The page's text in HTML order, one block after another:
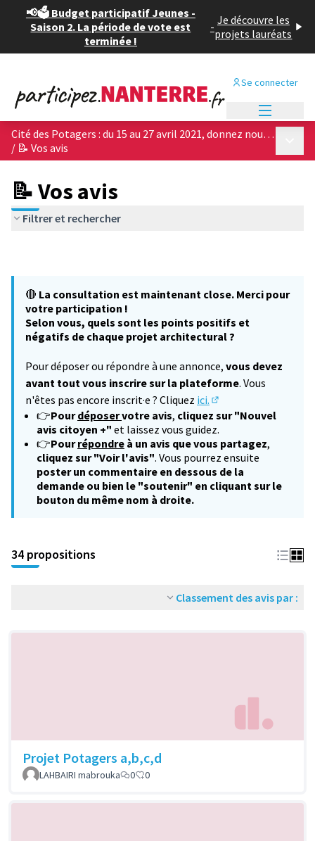
📢🗳️ Budget participatif Jeunes -
Saison 2. La période de vote est
terminée !
- Je découvre les
projets lauréats
Se connecter
Cité des Potagers : du 15 au 27 avril 2021, donnez nous votre avis sur les 4 projets architecturaux !
/ 📝 Vos avis
📝 Vos avis
Filtrer et rechercher
🔴 La consultation est maintenant close. Merci pour
votre participation !
Selon vous, quels sont les points positifs et
négatifs de chaque projet architectural ?
Pour déposer ou répondre à une annonce, vous devez
avant tout vous inscrire sur la plateforme. Vous
n'êtes pas encore inscrit·e ? Cliquez ici.
(S'ouvre dans un
👉Pourdéposervotre avis, cliquez sur "Nouvel
avis citoyen +" et laissez vous guidez.
👉Pourrépondre à un avis que vous partagez,
cliquez sur "Voir l'avis". Vous pourrez ensuite
poster un commentaire en dessous de la
demande ou bien le "soutenir" en cliquant sur le
bouton du même nom à droite.
34 propositions
Classement des avis par :
Projet Potagers a,b,c,d
LAHBAIRI mabrouka 0 0